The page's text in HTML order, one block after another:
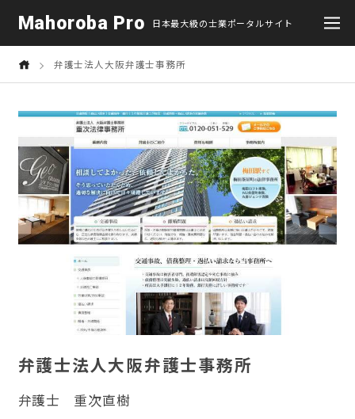
Mahoroba Pro 日本最大級の士業ポータルサイト
弁護士法人大阪弁護士事務所
弁護士法人大阪弁護士事務所
弁護士
重次直樹